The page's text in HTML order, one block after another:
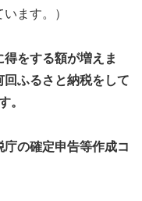
ます。）
をする額が増えま
ふるさと納税をして
。
の確定申告等作成コ